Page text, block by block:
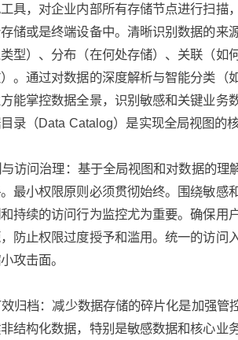
具，对企业内部所有存储节点进行扫描
储或是终端设备中。清晰识别数据的来
型）、分布（在何处存储）、关联（如
。通过对数据的深度解析与智能分类（
能掌控数据全景，识别敏感和关键业务
录（Data Catalog）是实现全局视图的
访问治理：基于全局视图和对数据的理
最小权限原则必须贯彻始终。围绕敏感
持续的访问行为监控尤为重要。确保用
防止权限过度授予和滥用。统一的访问
攻击面。
归档：减少数据存储的碎片化是加强管
结构化数据，特别是敏感数据和核心业